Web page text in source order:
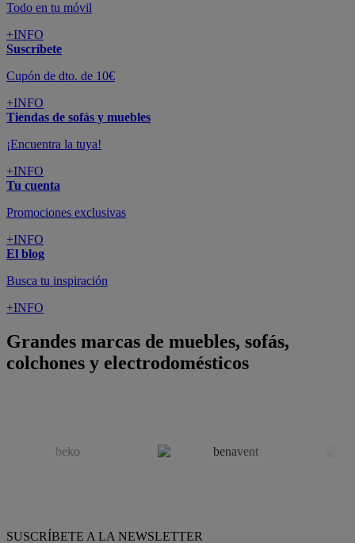
Todo en tu móvil
+INFO
Suscríbete
Cupón de dto. de 10€
+INFO
Tiendas de sofás y muebles
¡Encuentra la tuya!
+INFO
Tu cuenta
Promociones exclusivas
+INFO
El blog
Busca tu inspiración
+INFO
Grandes marcas de muebles, sofás,
colchones y electrodomésticos
SUSCRÍBETE A LA NEWSLETTER